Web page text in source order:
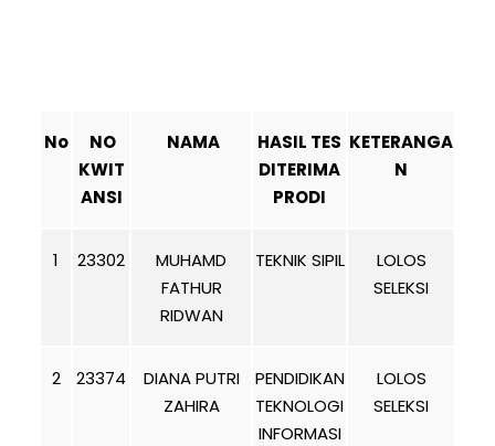
No
NO
KWIT
ANSI
NAMA
HASIL TES
DITERIMA
PRODI
KETERANGA
N
1 23302
MUHAMD
FATHUR
RIDWAN
TEKNIK SIPIL
LOLOS
SELEKSI
2 23374
DIANA PUTRI
ZAHIRA
PENDIDIKAN
TEKNOLOGI
INFORMASI
LOLOS
SELEKSI